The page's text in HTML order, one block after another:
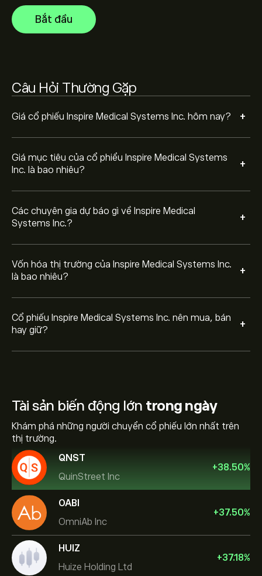
Bắt đầu
Câu Hỏi Thường Gặp
Giá cổ phiếu Inspire Medical Systems Inc. hôm nay? +
Giá mục tiêu của cổ phiểu Inspire Medical Systems
Inc. là bao nhiêu?
+
Các chuyên gia dự báo gì về Inspire Medical
Systems Inc.?
+
tương lai.
Vốn hóa thị trường của Inspire Medical Systems Inc.
là bao nhiêu?
+
Vốn hóa thị trường của Inspire Medical Systems Inc. là
Cổ phiếu Inspire Medical Systems Inc. nên mua, bán
hay giữ?
+
Dựa trên khuyến nghị từ 9 nhà phân tích đối với INSP
trong 3 tháng qua, sự đồng thuận chung là Cổ phiếu
Tài sản biến động lớn trong ngày
Khám phá những người chuyển cổ phiếu lớn nhất trên
thị trường.
QNST
QuinStreet Inc
+38.50%
OABI
OmniAb Inc
+37.50%
HUIZ
Huize Holding Ltd
+37.18%